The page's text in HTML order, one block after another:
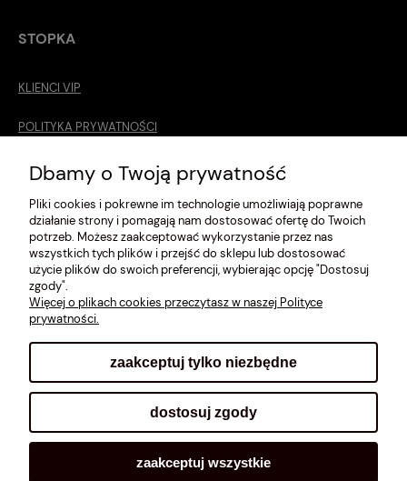
STOPKA
KLIENCI VIP
POLITYKA PRYWATNOŚCI
O MNIE
ROZMIARÓWKA [cm]
REGULAMIN
METODY PŁATNOŚCI
Sklep internetowy Shoplo.pl, powered byShoper.
Dbamy o Twoją prywatność
Pliki cookies i pokrewne im technologie umożliwiają poprawne
działanie strony i pomagają nam dostosować ofertę do Twoich
potrzeb. Możesz zaakceptować wykorzystanie przez nas
wszystkich tych plików i przejść do sklepu lub dostosować
użycie plików do swoich preferencji, wybierając opcję "Dostosuj
zgody".
Więcej o plikach cookies przeczytasz w naszej Polityce
prywatności.
zaakceptuj tylko niezbędne
dostosuj zgody
zaakceptuj wszystkie